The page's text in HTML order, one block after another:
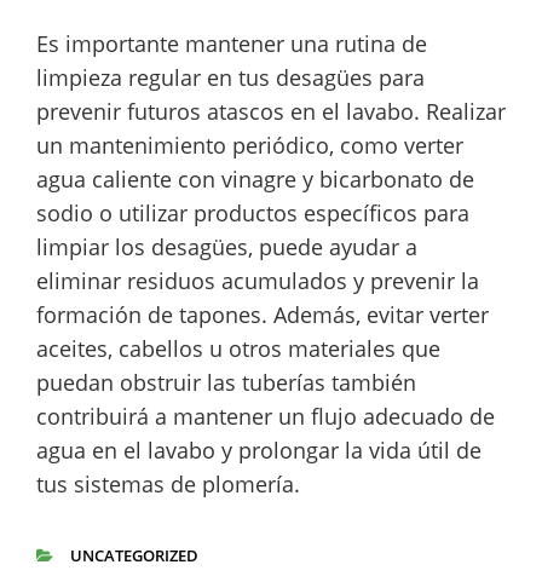
Es importante mantener una rutina de
limpieza regular en tus desagües para
prevenir futuros atascos en el lavabo. Realizar
un mantenimiento periódico, como verter
agua caliente con vinagre y bicarbonato de
sodio o utilizar productos específicos para
limpiar los desagües, puede ayudar a
eliminar residuos acumulados y prevenir la
formación de tapones. Además, evitar verter
aceites, cabellos u otros materiales que
puedan obstruir las tuberías también
contribuirá a mantener un flujo adecuado de
agua en el lavabo y prolongar la vida útil de
tus sistemas de plomería.
UNCATEGORIZED